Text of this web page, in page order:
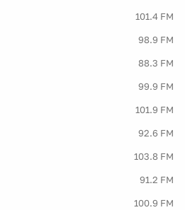
101.4 FM
98.9 FM
88.3 FM
99.9 FM
101.9 FM
92.6 FM
103.8 FM
91.2 FM
100.9 FM